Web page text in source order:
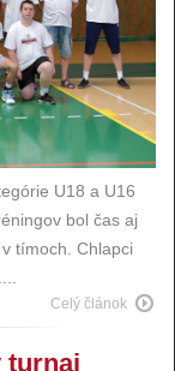
U18 a U16
bol čas aj
tímoch. Chlapci
Celý článok
turnaj